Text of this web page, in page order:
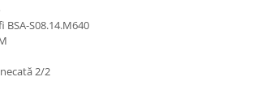
BSA-S08.14.M640
2/2